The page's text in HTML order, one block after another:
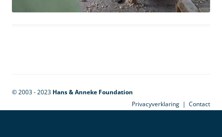
© 2003 - 2023 Hans & Anneke Foundation
Privacyverklaring | Contact